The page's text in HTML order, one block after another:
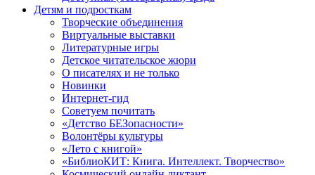
Детям и подросткам
Творческие объединения
Виртуальные выставки
Литературные игры
Детское читательское жюри
О писателях и не только
Новинки
Интернет-гид
Советуем почитать
«Детство БЕЗопасности»
Волонтёры культуры
«Лето с книгой»
«БиблиоКИТ: Книга. Интеллект. Творчество»